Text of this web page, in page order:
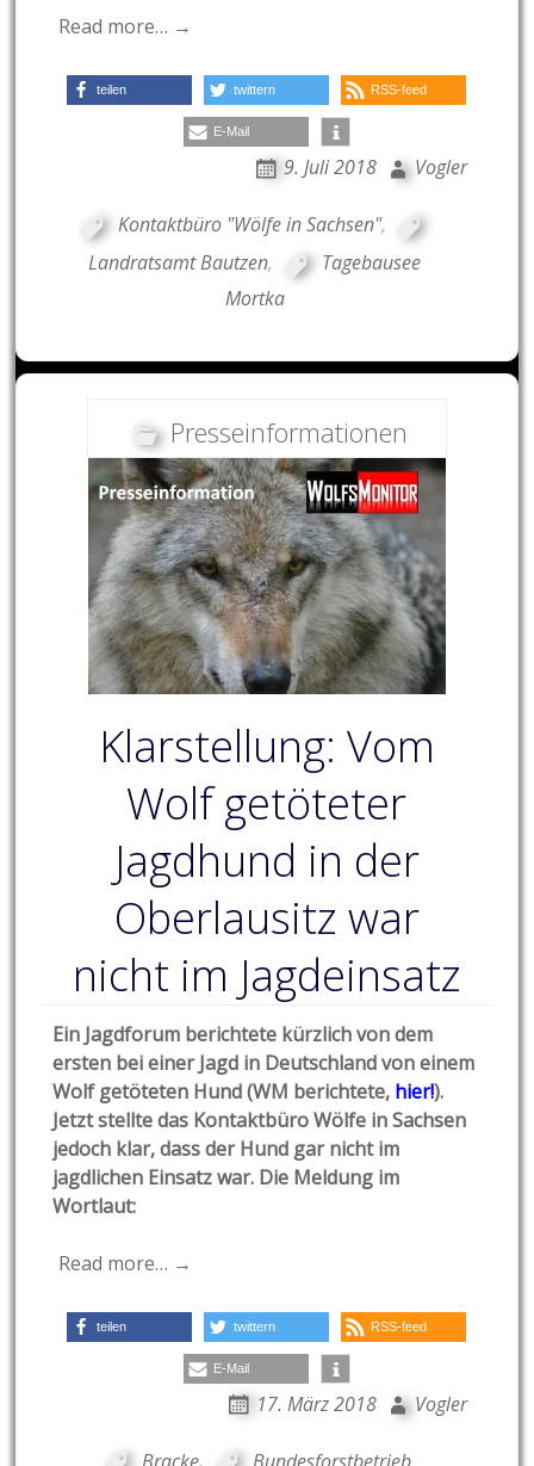
Read more… →
teilen twittern RSS-feed
E-Mail
9. Juli 2018 Vogler
Kontaktbüro "Wölfe in Sachsen",
Landratsamt Bautzen,
Tagebausee
Mortka
Presseinformationen
Klarstellung: Vom
Wolf getöteter
Jagdhund in der
Oberlausitz war
nicht im Jagdeinsatz
Ein Jagdforum berichtete kürzlich von dem
ersten bei einer Jagd in Deutschland von einem
Wolf getöteten Hund (WM berichtete, hier!).
Jetzt stellte das Kontaktbüro Wölfe in Sachsen
jedoch klar, dass der Hund gar nicht im
jagdlichen Einsatz war. Die Meldung im
Wortlaut:
Read more… →
teilen twittern RSS-feed
E-Mail
17. März 2018 Vogler
Bracke, Bundesforstbetrieb